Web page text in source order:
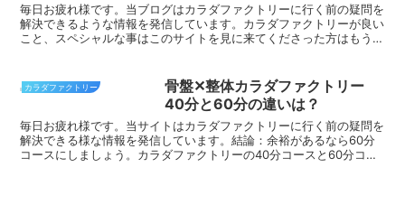
毎日お疲れ様です。当ブログはカラダファクトリーに行く前の疑問を
解決できるような情報を発信しています。カラダファクトリーが良い
こと、スペシャルな事はこのサイトを見に来てくださった方はもうご
カラダファクトリー
骨盤✕整体カラダファクトリー
40分と60分の違いは？
毎日お疲れ様です。当サイトはカラダファクトリーに行く前の疑問を
解決できる様な情報を発信しています。結論：余裕があるなら60分
コースにしましょう。カラダファクトリーの40分コースと60分コー